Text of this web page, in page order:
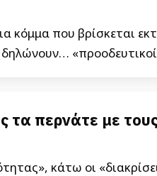
κόμμα που βρίσκεται
δηλώνουν…
τα περνάτε με
κάτω οι